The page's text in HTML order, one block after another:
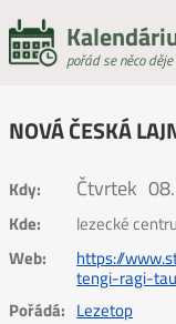
pořád se něco děje
NOVÁ ČESKÁ
Kdy: Čtvrtek
Kde: lezecké
Web:
https://
tengi-ragi-tau
Pořádá: Lezetop